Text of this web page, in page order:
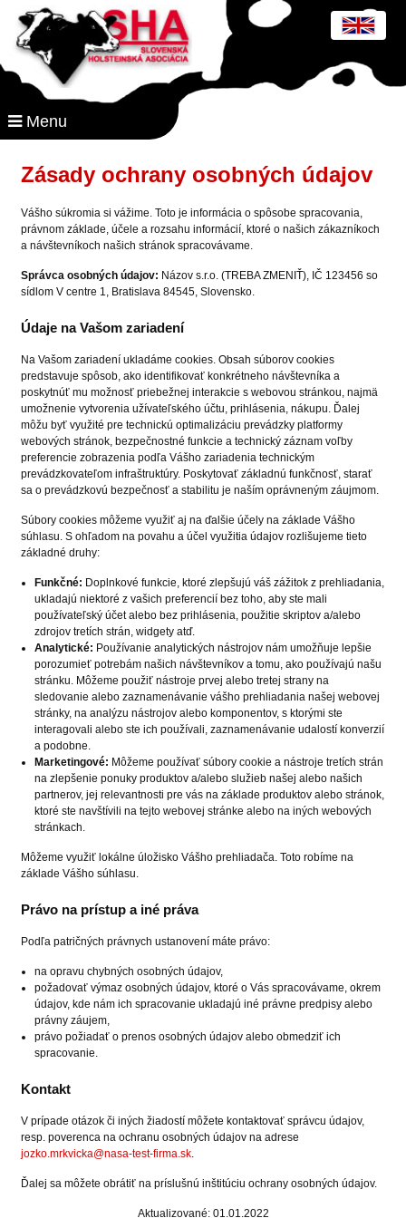
Menu
Zásady ochrany osobných údajov
Vášho súkromia si vážime. Toto je informácia o spôsobe spracovania,
právnom základe, účele a rozsahu informácií, ktoré o našich zákazníkoch
a návštevníkoch našich stránok spracovávame.
Správca osobných údajov: Názov s.r.o. (TREBA ZMENIŤ), IČ 123456 so
sídlom V centre 1, Bratislava 84545, Slovensko.
Údaje na Vašom zariadení
Na Vašom zariadení ukladáme cookies. Obsah súborov cookies
predstavuje spôsob, ako identifikovať konkrétneho návštevníka a
poskytnúť mu možnosť priebežnej interakcie s webovou stránkou, najmä
umožnenie vytvorenia užívateľského účtu, prihlásenia, nákupu. Ďalej
môžu byť využité pre technickú optimalizáciu prevádzky platformy
webových stránok, bezpečnostné funkcie a technický záznam voľby
preferencie zobrazenia podľa Vášho zariadenia technickým
prevádzkovateľom infraštruktúry. Poskytovať základnú funkčnosť, starať
sa o prevádzkovú bezpečnosť a stabilitu je naším oprávneným záujmom.
Súbory cookies môžeme využiť aj na ďalšie účely na základe Vášho
súhlasu. S ohľadom na povahu a účel využitia údajov rozlišujeme tieto
základné druhy:
Funkčné: Doplnkové funkcie, ktoré zlepšujú váš zážitok z prehliadania,
ukladajú niektoré z vašich preferencií bez toho, aby ste mali
používateľský účet alebo bez prihlásenia, použitie skriptov a/alebo
zdrojov tretích strán, widgety atď.
Analytické: Používanie analytických nástrojov nám umožňuje lepšie
porozumieť potrebám našich návštevníkov a tomu, ako používajú našu
stránku. Môžeme použiť nástroje prvej alebo tretej strany na
sledovanie alebo zaznamenávanie vášho prehliadania našej webovej
stránky, na analýzu nástrojov alebo komponentov, s ktorými ste
interagovali alebo ste ich používali, zaznamenávanie udalostí konverzií
a podobne.
Marketingové: Môžeme používať súbory cookie a nástroje tretích strán
na zlepšenie ponuky produktov a/alebo služieb našej alebo našich
partnerov, jej relevantnosti pre vás na základe produktov alebo stránok,
ktoré ste navštívili na tejto webovej stránke alebo na iných webových
stránkach.
Môžeme využiť lokálne úložisko Vášho prehliadača. Toto robíme na
základe Vášho súhlasu.
Právo na prístup a iné práva
Podľa patričných právnych ustanovení máte právo:
na opravu chybných osobných údajov,
požadovať výmaz osobných údajov, ktoré o Vás spracovávame, okrem
údajov, kde nám ich spracovanie ukladajú iné právne predpisy alebo
právny záujem,
právo požiadať o prenos osobných údajov alebo obmedziť ich
spracovanie.
Kontakt
V prípade otázok či iných žiadostí môžete kontaktovať správcu údajov,
resp. poverenca na ochranu osobných údajov na adrese
jozko.mrkvicka@nasa-test-firma.sk.
Ďalej sa môžete obrátiť na príslušnú inštitúciu ochrany osobných údajov.
Aktualizované: 01.01.2022